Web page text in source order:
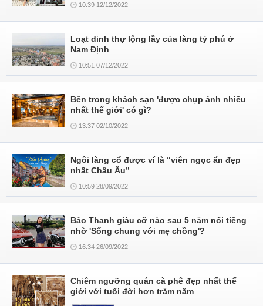
10:39 12/12/2022
Loạt dinh thự lộng lẫy của làng tỷ phú ở
Nam Định
10:51 07/12/2022
Bên trong khách sạn 'được chụp ảnh nhiều
nhất thế giới' có gì?
13:37 02/10/2022
Ngôi làng cổ được ví là “viên ngọc ẩn đẹp
nhất Châu Âu”
10:59 28/09/2022
Bảo Thanh giàu cỡ nào sau 5 năm nổi tiếng
nhờ 'Sống chung với mẹ chồng'?
16:34 26/09/2022
Chiêm ngưỡng quán cà phê đẹp nhất thế
giới với tuổi đời hơn trăm năm